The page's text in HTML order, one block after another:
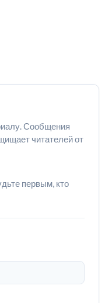
Сообщения
читателей от
первым, кто